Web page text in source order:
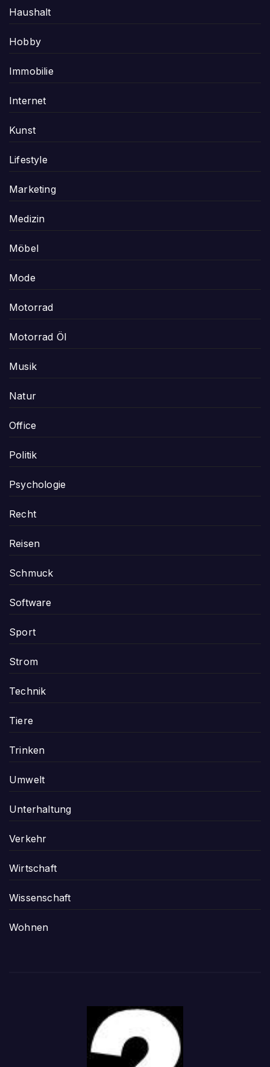
Haushalt
Hobby
Immobilie
Internet
Kunst
Lifestyle
Marketing
Medizin
Möbel
Mode
Motorrad
Motorrad Öl
Musik
Natur
Office
Politik
Psychologie
Recht
Reisen
Schmuck
Software
Sport
Strom
Technik
Tiere
Trinken
Umwelt
Unterhaltung
Verkehr
Wirtschaft
Wissenschaft
Wohnen